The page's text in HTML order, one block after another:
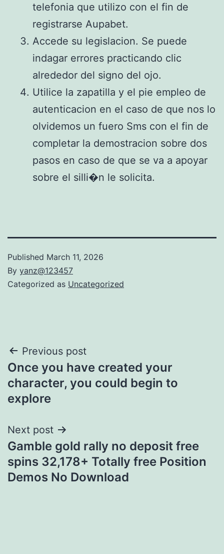
telefonia que utilizo con el fin de
registrarse Aupabet.
Accede su legislacion. Se puede
indagar errores practicando clic
alrededor del signo del ojo.
Utilice la zapatilla y el pie empleo de
autenticacion en el caso de que nos lo
olvidemos un fuero Sms con el fin de
completar la demostracion sobre dos
pasos en caso de que se va a apoyar
sobre el silli�n le solicita.
Published March 11, 2026
By yanz@123457
Categorized as Uncategorized
Post
navigation
Previous post
Once you have created your
character, you could begin to
explore
Next post
Gamble gold rally no deposit free
spins 32,178+ Totally free Position
Demos No Download